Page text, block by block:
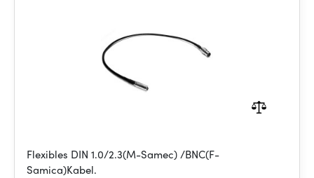
Flexibles DIN 1.0/2.3(M-Samec) /BNC(F-
Samica)Kabel.